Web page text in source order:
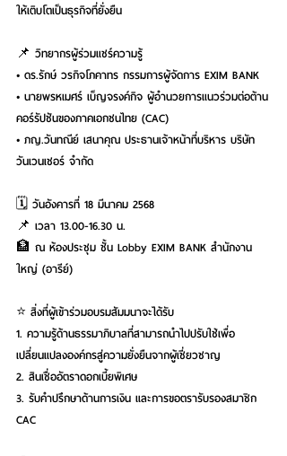
ให้เติบโตเป็นธุรกิจที่ยั่งยืน
📌 วิทยากรผู้ร่วมแชร์ความรู้
• ดร.รักษ์ วรกิจโภคาทร กรรมการผู้จัดการ EXIM BANK
• นายพรหเมศร์ เบ็ญจรงค์กิจ ผู้อำนวยการแนวร่วมต่อต้าน
คอร์รัปชันของภาคเอกชนไทย (CAC)
• ภญ.วันทณีย์ เสนาคุณ ประธานเจ้าหน้าที่บริหาร บริษัท
วันเวนเชอร์ จำกัด
🗓 วันอังคารที่ 18 มีนาคม 2568
📌 เวลา 13.00-16.30 น.
🏦 ณ ห้องประชุม ชั้น Lobby EXIM BANK สำนักงาน
ใหญ่ (อารีย์)
⭐️ สิ่งที่ผู้เข้าร่วมอบรมสัมมนาจะได้รับ
1. ความรู้ด้านธรรมาภิบาลที่สามารถนำไปปรับใช้เพื่อ
เปลี่ยนแปลงองค์กรสู่ความยั่งยืนจากผู้เชี่ยวชาญ
2. สินเชื่ออัตราดอกเบี้ยพิเศษ
3. รับคำปรึกษาด้านการเงิน และการขอตรารับรองสมาชิก
CAC